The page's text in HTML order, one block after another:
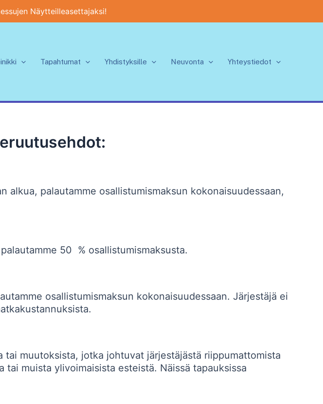
Näytteilleasettajaksi!
Tapahtumat Yhdistyksille Neuvonta Yhteystiedot
palautamme osallistumismaksun kokonaisuudessaan,
50 % osallistumismaksusta.
osallistumismaksun kokonaisuudessaan. Järjestäjä ei
muutoksista, jotka johtuvat järjestäjästä riippumattomista
muista ylivoimaisista esteistä. Näissä tapauksissa